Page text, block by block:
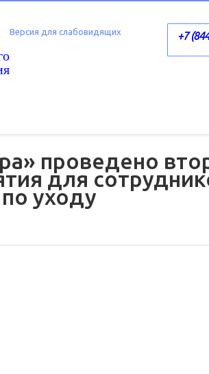
+7
Версия для слабовидящих
проведено
для
уходу